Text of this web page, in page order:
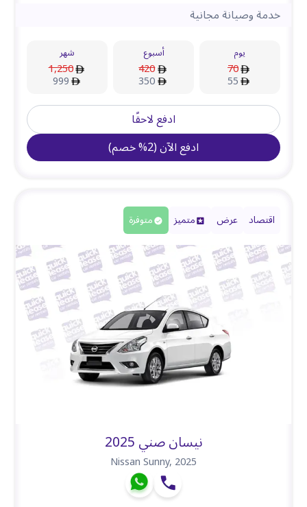
خدمة وصيانة مجانية
يوم
70
55
أسبوع
420
350
شهر
1,250
999
ادفع لاحقًا
ادفع الآن(
2
%خصم)
اقتصاد عرض متميز متوفرة
نيسان صني 2025
Nissan Sunny,2025